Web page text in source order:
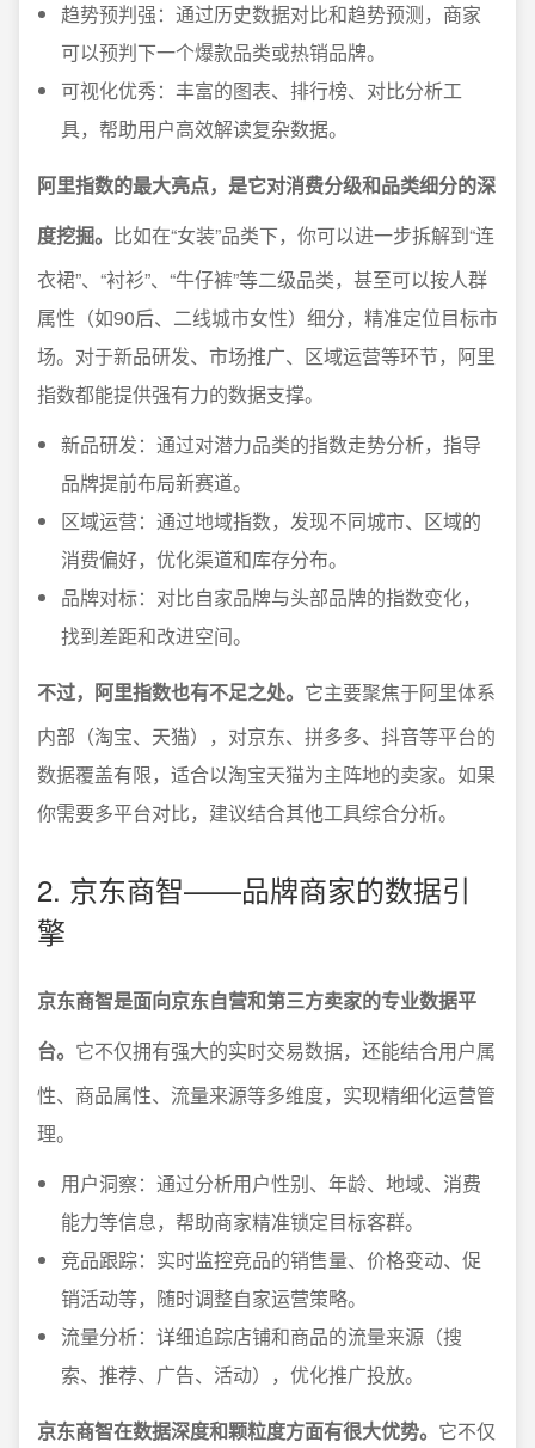
趋势预判强：通过历史数据对比和趋势预测，商家
可以预判下一个爆款品类或热销品牌。
可视化优秀：丰富的图表、排行榜、对比分析工
具，帮助用户高效解读复杂数据。
阿里指数的最大亮点，是它对消费分级和品类细分的深
度挖掘。 比如在“女装”品类下，你可以进一步拆解到“连
衣裙”、“衬衫”、“牛仔裤”等二级品类，甚至可以按人群
属性（如90后、二线城市女性）细分，精准定位目标市
场。对于新品研发、市场推广、区域运营等环节，阿里
指数都能提供强有力的数据支撑。
新品研发：通过对潜力品类的指数走势分析，指导
品牌提前布局新赛道。
区域运营：通过地域指数，发现不同城市、区域的
消费偏好，优化渠道和库存分布。
品牌对标：对比自家品牌与头部品牌的指数变化，
找到差距和改进空间。
不过，阿里指数也有不足之处。 它主要聚焦于阿里体系
内部（淘宝、天猫），对京东、拼多多、抖音等平台的
数据覆盖有限，适合以淘宝天猫为主阵地的卖家。如果
你需要多平台对比，建议结合其他工具综合分析。
2. 京东商智——品牌商家的数据引
擎
京东商智是面向京东自营和第三方卖家的专业数据平
台。 它不仅拥有强大的实时交易数据，还能结合用户属
性、商品属性、流量来源等多维度，实现精细化运营管
理。
用户洞察：通过分析用户性别、年龄、地域、消费
能力等信息，帮助商家精准锁定目标客群。
竞品跟踪：实时监控竞品的销售量、价格变动、促
销活动等，随时调整自家运营策略。
流量分析：详细追踪店铺和商品的流量来源（搜
索、推荐、广告、活动），优化推广投放。
京东商智在数据深度和颗粒度方面有很大优势。 它不仅